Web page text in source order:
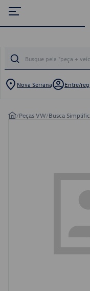
Nova Serrana Entre/
/Peças VW/Busca